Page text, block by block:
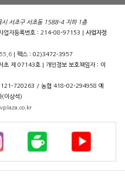
시 서초구 서초동 1588-4 지하 1층
업자등록번호 : 214-08-97153 |사업자정
| 팩스 : 02)3472-3957
초 제 07143호 | 개인정보 보호책임자 : 이
121-720263 / 농협 418-02-294958 예
(이상석)